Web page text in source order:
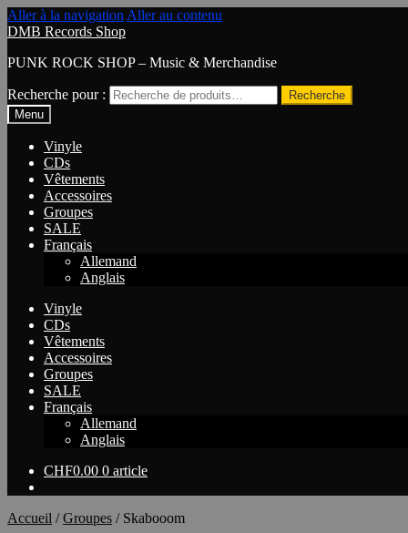
Aller à la navigation Aller au contenu
DMB Records Shop
PUNK ROCK SHOP – Music & Merchandise
Recherche pour :
Recherche
Menu
Vinyle
CDs
Vêtements
Accessoires
Groupes
SALE
Français
Allemand
Anglais
Vinyle
CDs
Vêtements
Accessoires
Groupes
SALE
Français
Allemand
Anglais
CHF0.00 0 article
Accueil /Groupes / Skabooom